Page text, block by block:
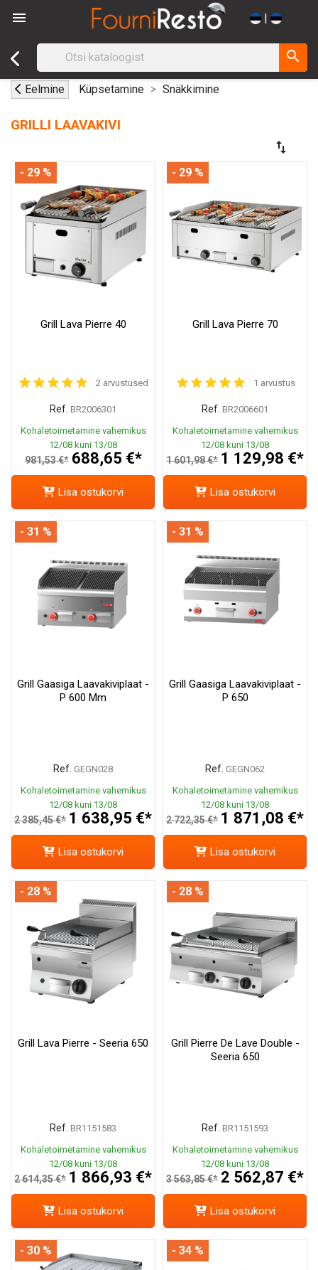
 |
search
Eelmine Küpsetamine Snäkkimine
GRILLI LAAVAKIVI
swap_vert
Grill Lava Pierre 40
2 arvustused
Ref. BR2006301
Kohaletoimetamine vahemikus
12/08 kuni 13/08
981,53 €* 688,65 €*
- 29 %
Lisa ostukorvi
Grill Lava Pierre 70
1 arvustus
Ref. BR2006601
Kohaletoimetamine vahemikus
12/08 kuni 13/08
1 601,98 €* 1 129,98 €*
- 29 %
Lisa ostukorvi
Grill Gaasiga Laavakiviplaat -
P 600 Mm
Ref. GEGN028
Kohaletoimetamine vahemikus
12/08 kuni 13/08
2 385,45 €* 1 638,95 €*
- 31 %
Lisa ostukorvi
Grill Gaasiga Laavakiviplaat -
P 650
Ref. GEGN062
Kohaletoimetamine vahemikus
12/08 kuni 13/08
2 722,35 €* 1 871,08 €*
- 31 %
Lisa ostukorvi
Grill Lava Pierre - Seeria 650
Ref. BR1151583
Kohaletoimetamine vahemikus
12/08 kuni 13/08
2 614,35 €* 1 866,93 €*
- 28 %
Lisa ostukorvi
Grill Pierre De Lave Double -
Seeria 650
Ref. BR1151593
Kohaletoimetamine vahemikus
12/08 kuni 13/08
3 563,85 €* 2 562,87 €*
- 28 %
Lisa ostukorvi
- 30 % - 34 %